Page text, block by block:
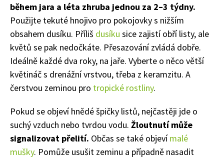
během jara a léta zhruba jednou za 2–3 týdny.
Použijte tekuté hnojivo pro pokojovky s nižším
obsahem dusíku. Příliš dusíku sice zajistí obří listy, ale
květů se pak nedočkáte. Přesazování zvládá dobře.
Ideálně každé dva roky, na jaře. Vyberte o něco větší
květináč s drenážní vrstvou, třeba z keramzitu. A
čerstvou zeminou pro tropické rostliny.
Pokud se objeví hnědé špičky listů, nejčastěji jde o
suchý vzduch nebo tvrdou vodu. Žloutnutí může
signalizovat přelití. Občas se také objevímalé
mušky. Pomůže usušit zeminu a případně nasadit